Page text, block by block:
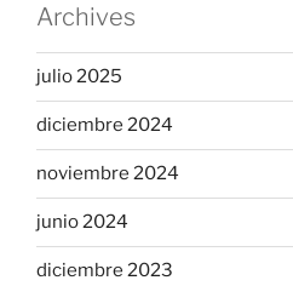
Archives
julio 2025
diciembre 2024
noviembre 2024
junio 2024
diciembre 2023